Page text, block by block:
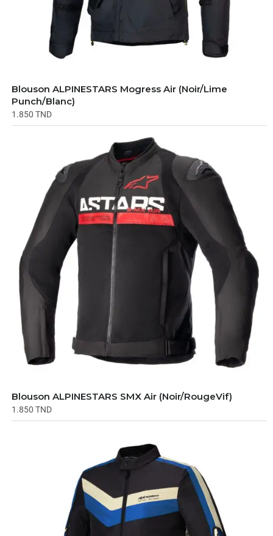
Blouson ALPINESTARS Mogress Air (Noir/Lime
Punch/Blanc)
1.850 TND
Blouson ALPINESTARS SMX Air (Noir/RougeVif)
1.850 TND